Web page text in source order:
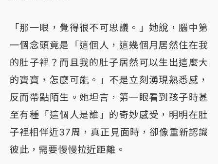
「那一眼，覺得很不可思議。」她說，腦中第
一個念頭竟是「這個人，這幾個月居然住在我
的肚子裡？而且我的肚子居然可以生出這麼大
的寶寶，怎麼可能。」不是立刻湧現熟悉感，
反而帶點陌生。她坦言，第一眼看到孩子時甚
至有種「這個人是誰」的奇妙感受，明明在肚
子裡相伴近37周，真正見面時，卻像重新認識
彼此，需要慢慢拉近距離。